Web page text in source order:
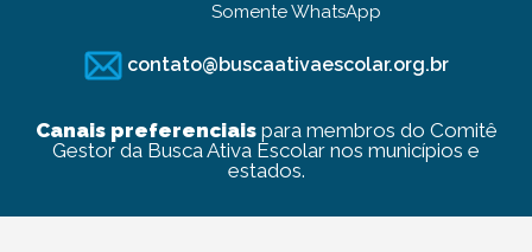
Somente WhatsApp
contato@buscaativaescolar.org.br
Canais preferenciaispara membros do Comitê
Gestor da Busca Ativa Escolar nos municípios e
estados.